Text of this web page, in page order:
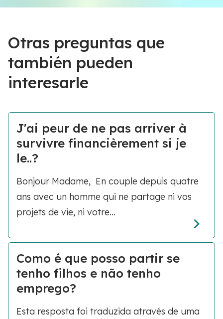
Otras preguntas que
también pueden
interesarle
J'ai peur de ne pas arriver à
survivre financièrement si je
le..?
Bonjour Madame, En couple depuis quatre
ans avec un homme qui ne partage ni vos
projets de vie, ni votre...
Como é que posso partir se
tenho filhos e não tenho
emprego?
Esta resposta foi traduzida através de uma